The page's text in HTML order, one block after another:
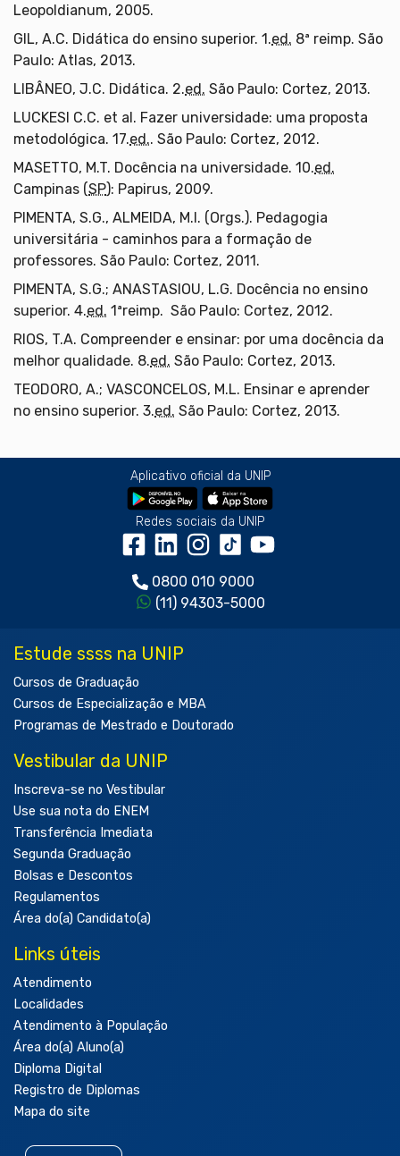
Leopoldianum, 2005.
GIL, A.C. Didática do ensino superior. 1.ed. 8ª reimp. São
Paulo: Atlas, 2013.
LIBÂNEO, J.C. Didática. 2.ed. São Paulo: Cortez, 2013.
LUCKESI C.C. et al. Fazer universidade: uma proposta
metodológica. 17.ed.. São Paulo: Cortez, 2012.
MASETTO, M.T. Docência na universidade. 10.ed.
Campinas (SP): Papirus, 2009.
PIMENTA, S.G., ALMEIDA, M.I. (Orgs.). Pedagogia
universitária - caminhos para a formação de
professores. São Paulo: Cortez, 2011.
PIMENTA, S.G.; ANASTASIOU, L.G. Docência no ensino
superior. 4.ed. 1ªreimp. São Paulo: Cortez, 2012.
RIOS, T.A. Compreender e ensinar: por uma docência da
melhor qualidade. 8.ed. São Paulo: Cortez, 2013.
TEODORO, A.; VASCONCELOS, M.L. Ensinar e aprender
no ensino superior. 3.ed. São Paulo: Cortez, 2013.
Aplicativo oficial da UNIP
Redes sociais da UNIP
0800 010 9000
(11) 94303-5000
Estude ssss na UNIP
Cursos de Graduação
Cursos de Especialização e MBA
Programas de Mestrado e Doutorado
Vestibular da UNIP
Inscreva-se no Vestibular
Use sua nota do ENEM
Transferência Imediata
Segunda Graduação
Bolsas e Descontos
Regulamentos
Área do(a) Candidato(a)
Links úteis
Atendimento
Localidades
Atendimento à População
Área do(a) Aluno(a)
Diploma Digital
Registro de Diplomas
Mapa do site